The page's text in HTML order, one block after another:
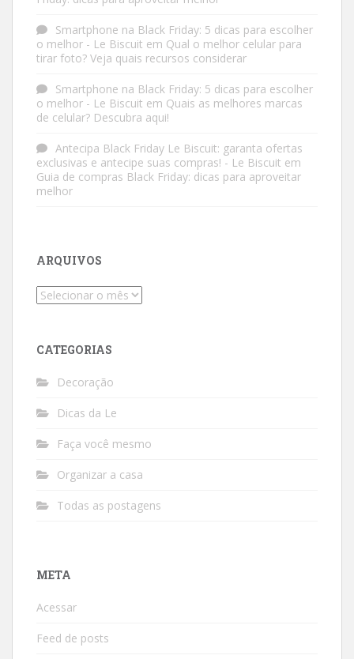
Smartphone na Black Friday: 5 dicas para escolher
o melhor - Le Biscuit em Qual o melhor celular para
tirar foto? Veja quais recursos considerar
Smartphone na Black Friday: 5 dicas para escolher
o melhor - Le Biscuit em Quais as melhores marcas
de celular? Descubra aqui!
Antecipa Black Friday Le Biscuit: garanta ofertas
exclusivas e antecipe suas compras! - Le Biscuit em
Guia de compras Black Friday: dicas para aproveitar
melhor
ARQUIVOS
Arquivos
CATEGORIAS
Decoração
Dicas da Le
Faça você mesmo
Organizar a casa
Todas as postagens
META
Acessar
Feed de posts